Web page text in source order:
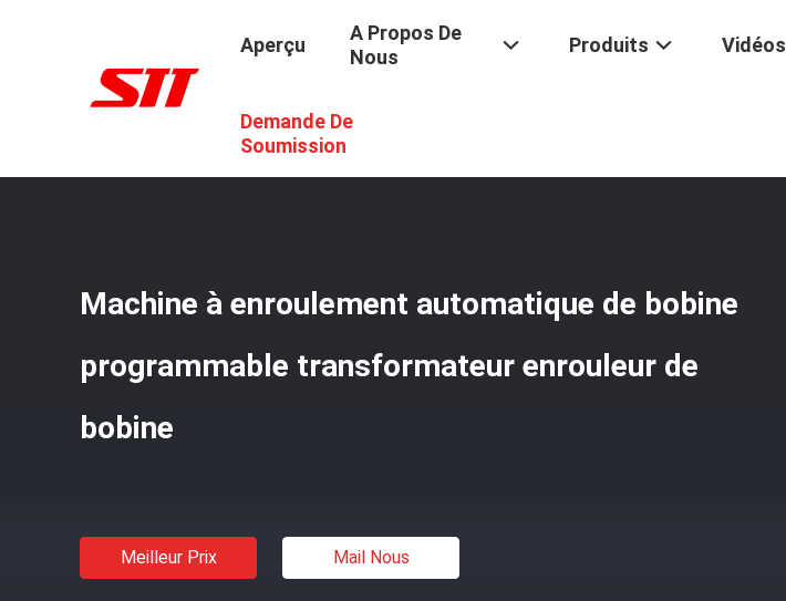
Aperçu
A Propos De
Nous
Produits Vidéos
Demande De
Soumission
La Bobineuse Automatique
Machine à enroulement automatique de bobine
programmable transformateur enrouleur de
bobine
Meilleur Prix Mail Nous